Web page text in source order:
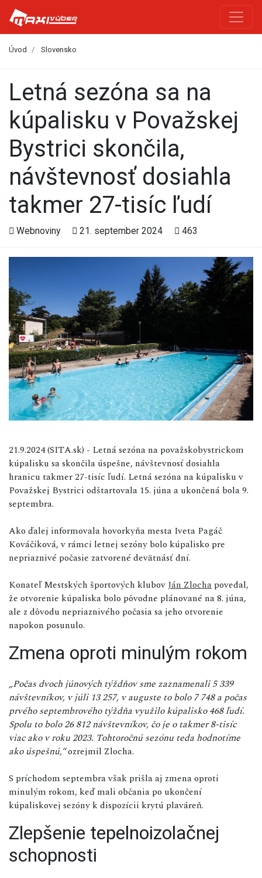
Úvod Slovensko
Letná sezóna sa na
kúpalisku v Považskej
Bystrici skončila,
návštevnosť dosiahla
takmer 27-tisíc ľudí
Webnoviny 21. september 2024 463
21.9.2024 (SITA.sk) - Letná sezóna na považskobystrickom
kúpalisku sa skončila úspešne, návštevnosť dosiahla
hranicu takmer 27-tisíc ľudí. Letná sezóna na kúpalisku v
Považskej Bystrici odštartovala 15. júna a ukončená bola 9.
septembra.
Ako ďalej informovala hovorkyňa mesta Iveta Pagáč
Kováčiková, v rámci letnej sezóny bolo kúpalisko pre
nepriaznivé počasie zatvorené devätnásť dní.
Konateľ Mestských športových klubov Ján Zlocha povedal,
že otvorenie kúpaliska bolo pôvodne plánované na 8. júna,
ale z dôvodu nepriaznivého počasia sa jeho otvorenie
napokon posunulo.
Zmena oproti minulým rokom
„Počas dvoch júnových týždňov sme zaznamenali 5 339
návštevníkov, v júli 13 257, v auguste to bolo 7 748 a počas
prvého septembrového týždňa využilo kúpalisko 468 ľudí.
Spolu to bolo 26 812 návštevníkov, čo je o takmer 8-tisíc
viac ako v roku 2023. Tohtoročnú sezónu teda hodnotíme
ako úspešnú,“ozrejmil Zlocha.
S príchodom septembra však prišla aj zmena oproti
minulým rokom, keď mali občania po ukončení
kúpaliskovej sezóny k dispozícii krytú plaváreň.
Zlepšenie tepelnoizolačnej
schopnosti